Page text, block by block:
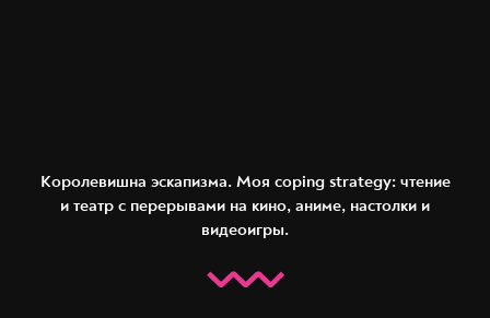
Королевишна эскапизма. Моя coping strategy: чтение
и театр с перерывами на кино, аниме, настолки и
видеоигры.